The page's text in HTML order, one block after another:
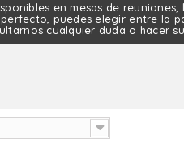
en mesas de
puedes elegir entre la
cualquier duda o hacer